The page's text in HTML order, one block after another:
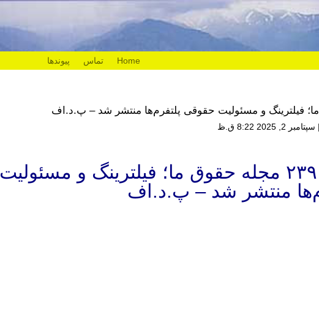
Home تماس پیوندها
| سپتامبر 2, 2025 8:22 ق.ظ
شماره ۲۳۹ مجله حقوق ما؛ فیلترینگ و مسئولیت
منتشر شد – پ.د.اف